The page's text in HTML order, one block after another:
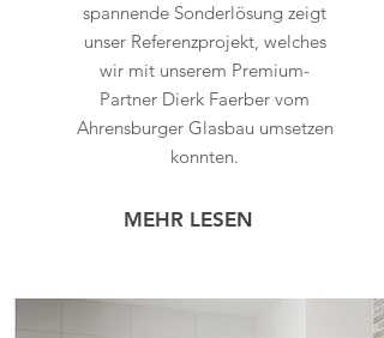
spannende Sonderlösung zeigt
unser Referenzprojekt, welches
wir mit unserem Premium-
Partner Dierk Faerber vom
Ahrensburger Glasbau umsetzen
konnten.
MEHR LESEN